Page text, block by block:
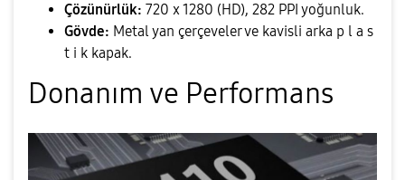
Çözünürlük: 720 x 1280 (HD), 282 PPI yoğunluk.
Gövde: Metal yan çerçeveler ve kavisli arka p l a s
t i k kapak.
​Donanım ve Performans